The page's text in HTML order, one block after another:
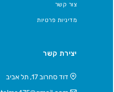
צור קשר
מדיניות פרטיות
יצירת קשר
דוד סחרוב 17, תל אביב